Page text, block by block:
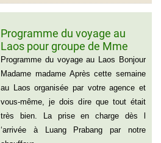
Programme du voyage au
Laos pour groupe de Mme
Samul Le Vourch, 7
personnes
Programme du voyage au Laos Bonjour
Madame madame Après cette semaine
au Laos organisée par votre agence et
vous-même, je dois dire que tout était
très bien. La prise en charge dès l
‘arrivée à Luang Prabang par notre